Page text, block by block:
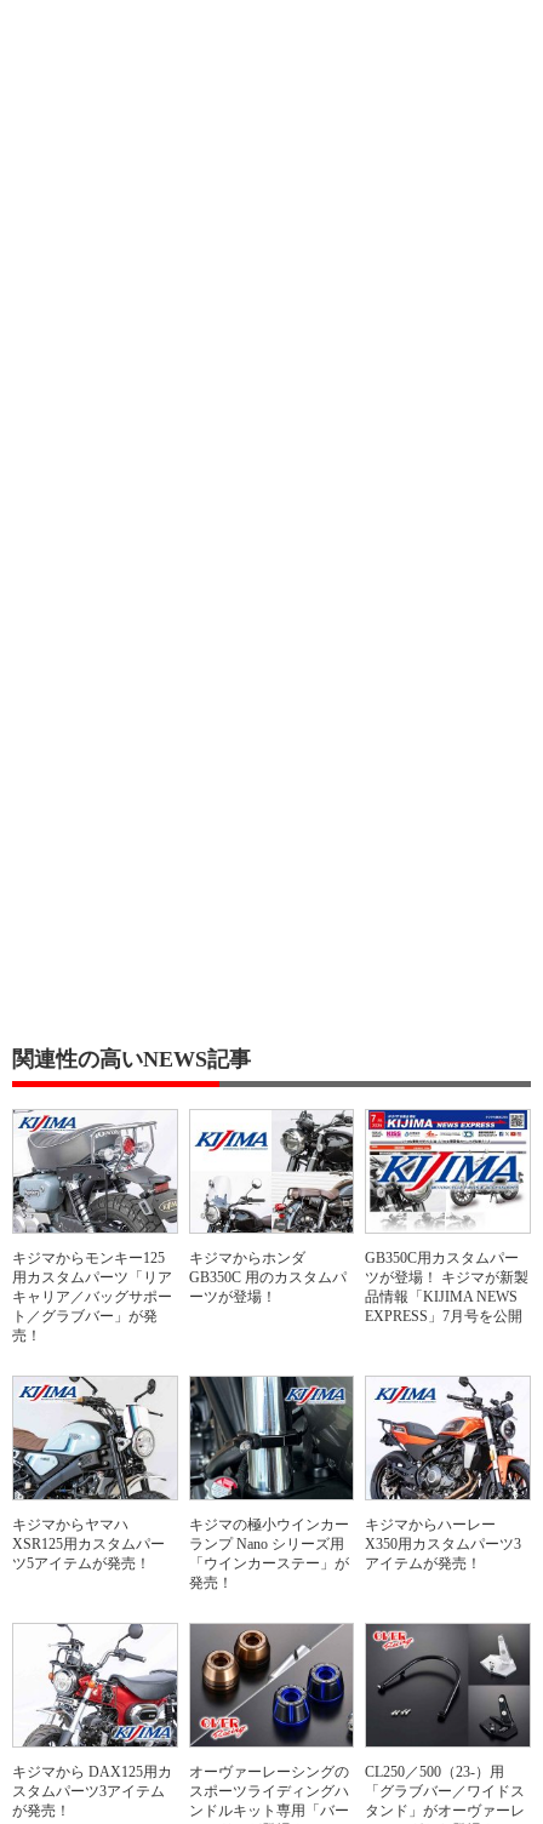
関連性の高いNEWS記事
キジマからモンキー125
用カスタムパーツ「リア
キャリア／バッグサポー
ト／グラブバー」が発
売！
キジマからホンダ
GB350C 用のカスタムパ
ーツが登場！
GB350C用カスタムパー
ツが登場！ キジマが新製
品情報「KIJIMA NEWS
EXPRESS」7月号を公開
キジマからヤマハ
XSR125用カスタムパー
ツ5アイテムが発売！
キジマの極小ウインカー
ランプ Nano シリーズ用
「ウインカーステー」が
発売！
キジマからハーレー
X350用カスタムパーツ3
アイテムが発売！
キジマから DAX125用カ
スタムパーツ3アイテム
が発売！
オーヴァーレーシングの
スポーツライディングハ
ンドルキット専用「バー
CL250／500（23-）用
「グラブバー／ワイドス
タンド」がオーヴァーレ